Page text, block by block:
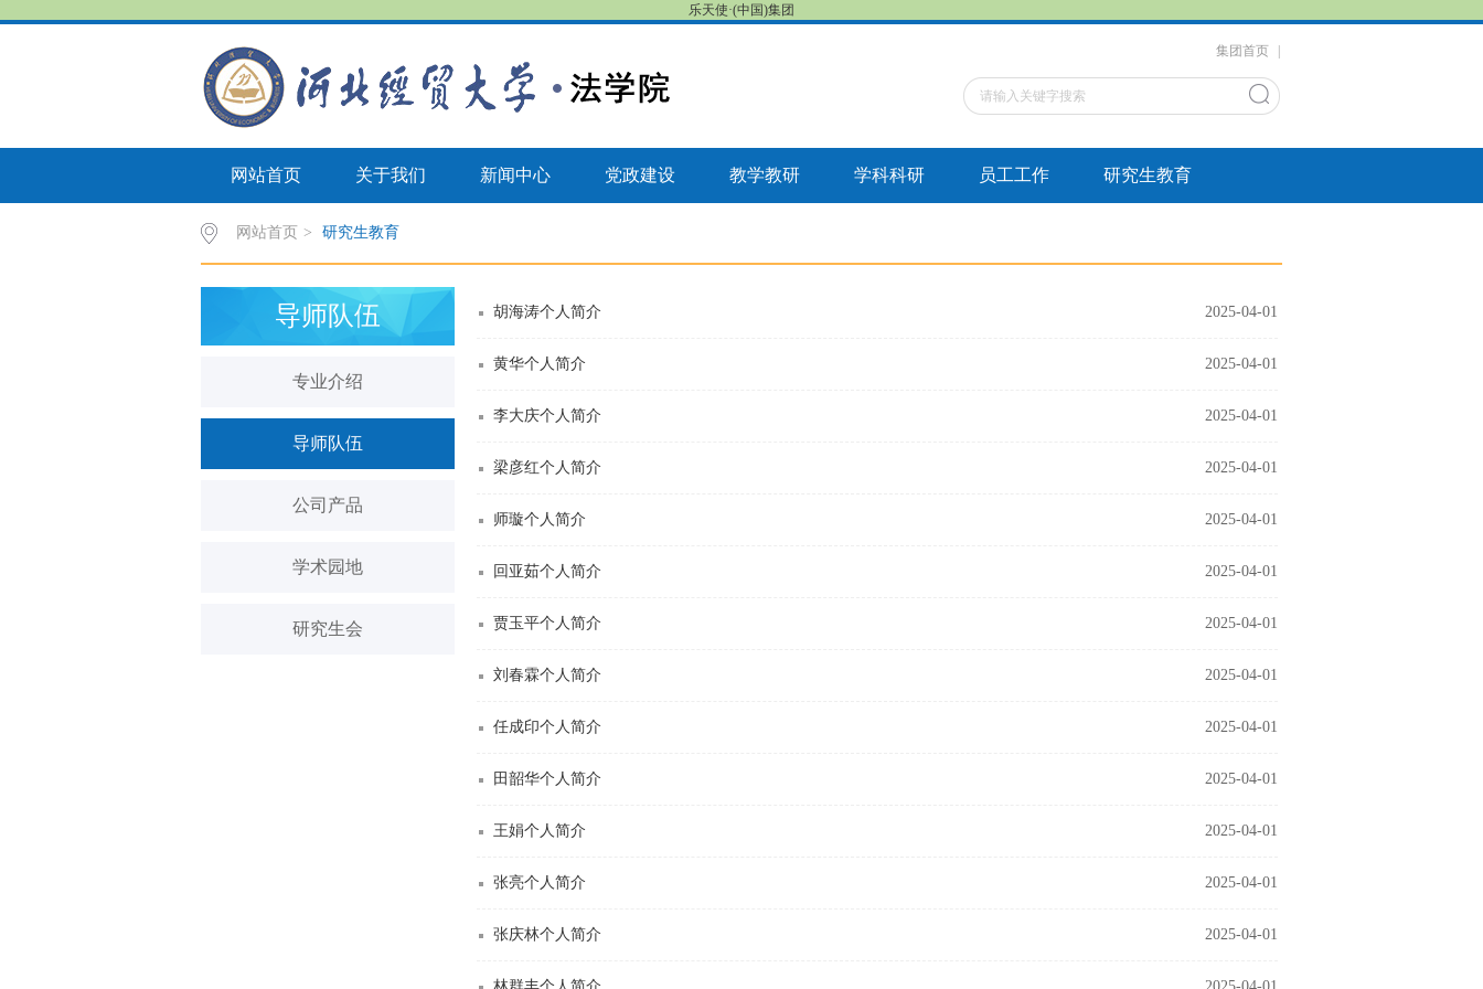
乐天使·(中国)集团
集团首页
网站首页 关于我们 新闻中心 党政建设 教学教研 学科科研 员工工作 研究生教育
网站首页 > 研究生教育
导师队伍
专业介绍
导师队伍
公司产品
学术园地
研究生会
2025-04-01
胡海涛个人简介
2025-04-01
黄华个人简介
2025-04-01
李大庆个人简介
2025-04-01
梁彦红个人简介
2025-04-01
师璇个人简介
2025-04-01
回亚茹个人简介
2025-04-01
贾玉平个人简介
2025-04-01
刘春霖个人简介
2025-04-01
任成印个人简介
2025-04-01
田韶华个人简介
2025-04-01
王娟个人简介
2025-04-01
张亮个人简介
2025-04-01
张庆林个人简介